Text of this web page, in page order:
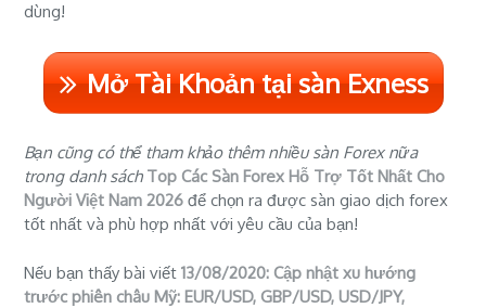
dùng!
Mở Tài Khoản tại sàn Exness
Bạn cũng có thể tham khảo thêm nhiều sàn Forex nữa
trong danh sách Top Các Sàn Forex Hỗ Trợ Tốt Nhất Cho
Người Việt Nam 2026 để chọn ra được sàn giao dịch forex
tốt nhất và phù hợp nhất với yêu cầu của bạn!
Nếu bạn thấy bài viết13/08/2020: Cập nhật xu hướng
trước phiên châu Mỹ: EUR/USD, GBP/USD, USD/JPY,